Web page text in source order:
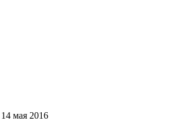
14 мая 2016